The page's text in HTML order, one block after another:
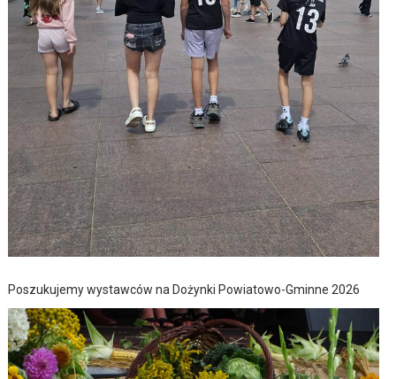
Poszukujemy wystawców na Dożynki Powiatowo-Gminne 2026